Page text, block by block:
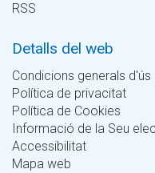
RSS
Detalls del web
Condicions generals d'ús
Política de privacitat
Política de Cookies
Informació de la Seu
Accessibilitat
Mapa web